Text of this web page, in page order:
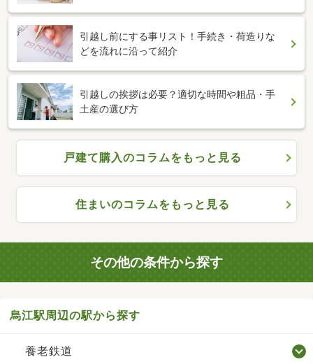
引越し前にする事リスト！手続き・荷造りな
どを流れに沿って紹介
引越しの挨拶は必要？適切な時間や粗品・手
土産の選び方
戸建て購入のコラムをもっと見る
住まいのコラムをもっと見る
その他の条件から探す
烏江駅周辺の駅から探す
養老鉄道